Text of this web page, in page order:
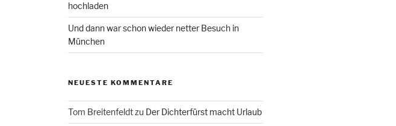
hochladen
Und dann war schon wieder netter Besuch in
München
NEUESTE KOMMENTARE
Tom Breitenfeldtzu Der Dichterfürst macht Urlaub